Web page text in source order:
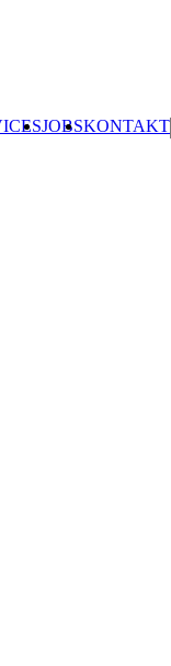
JOBSKONTAKT